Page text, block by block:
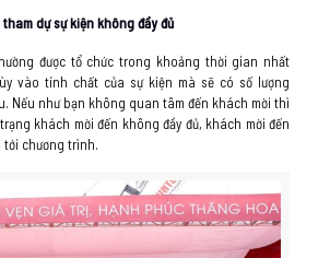
dự sự kiện không đầy đủ
được tổ chức trong khoảng thời gian nhất
vào tính chất của sự kiện mà sẽ có số lượng
Nếu như bạn không quan tâm đến khách mời thì
khách mời đến không đầy đủ, khách mời đến
tới chương trình.